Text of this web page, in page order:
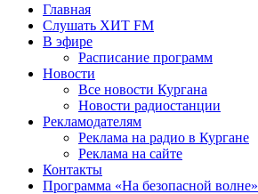
Главная
Слушать ХИТ FM
В эфире
Расписание программ
Новости
Все новости Кургана
Новости радиостанции
Рекламодателям
Реклама на радио в Кургане
Реклама на сайте
Контакты
Программа «На безопасной волне»